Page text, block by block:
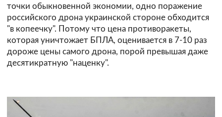
точки обыкновенной экономии, одно поражение
российского дрона украинской стороне обходится
"в копеечку". Потому что цена противоракеты,
которая уничтожает БПЛА, оценивается в 7-10 раз
дороже цены самого дрона, порой превышая даже
десятикратную "наценку".